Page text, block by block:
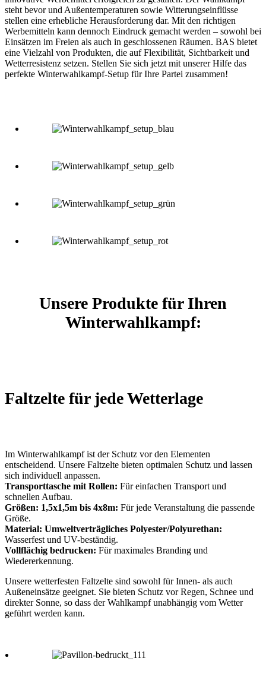
steht bevor und Außentemperaturen sowie Witterungseinflüsse
stellen eine erhebliche Herausforderung dar. Mit den richtigen
Werbemitteln kann dennoch Eindruck gemacht werden – sowohl bei
Einsätzen im Freien als auch in geschlossenen Räumen. BAS bietet
eine Vielzahl von Produkten, die auf Flexibilität, Sichtbarkeit und
Wetterresistenz setzen. Stellen Sie sich jetzt mit unserer Hilfe das
perfekte Winterwahlkampf-Setup für Ihre Partei zusammen!
Unsere Produkte für Ihren
Winterwahlkampf:
Faltzelte für jede Wetterlage
Im Winterwahlkampf ist der Schutz vor den Elementen
entscheidend. Unsere Faltzelte bieten optimalen Schutz und lassen
sich individuell anpassen.
Transporttasche mit Rollen: Für einfachen Transport und
schnellen Aufbau.
Größen: 1,5x1,5m bis 4x8m: Für jede Veranstaltung die passende
Größe.
Material: Umweltverträgliches Polyester/Polyurethan:
Wasserfest und UV-beständig.
Vollflächig bedrucken: Für maximales Branding und
Wiedererkennung.
Unsere wetterfesten Faltzelte sind sowohl für Innen- als auch
Außeneinsätze geeignet. Sie bieten Schutz vor Regen, Schnee und
direkter Sonne, so dass der Wahlkampf unabhängig vom Wetter
geführt werden kann.